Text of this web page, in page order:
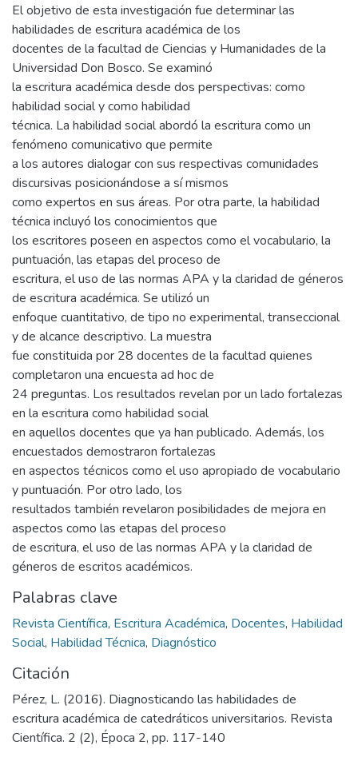
El objetivo de esta investigación fue determinar las
habilidades de escritura académica de los
docentes de la facultad de Ciencias y Humanidades de la
Universidad Don Bosco. Se examinó
la escritura académica desde dos perspectivas: como
habilidad social y como habilidad
técnica. La habilidad social abordó la escritura como un
fenómeno comunicativo que permite
a los autores dialogar con sus respectivas comunidades
discursivas posicionándose a sí mismos
como expertos en sus áreas. Por otra parte, la habilidad
técnica incluyó los conocimientos que
los escritores poseen en aspectos como el vocabulario, la
puntuación, las etapas del proceso de
escritura, el uso de las normas APA y la claridad de géneros
de escritura académica. Se utilizó un
enfoque cuantitativo, de tipo no experimental, transeccional
y de alcance descriptivo. La muestra
fue constituida por 28 docentes de la facultad quienes
completaron una encuesta ad hoc de
24 preguntas. Los resultados revelan por un lado fortalezas
en la escritura como habilidad social
en aquellos docentes que ya han publicado. Además, los
encuestados demostraron fortalezas
en aspectos técnicos como el uso apropiado de vocabulario
y puntuación. Por otro lado, los
resultados también revelaron posibilidades de mejora en
aspectos como las etapas del proceso
de escritura, el uso de las normas APA y la claridad de
géneros de escritos académicos.
Palabras clave
Revista Científica, Escritura Académica, Docentes, Habilidad
Social, Habilidad Técnica, Diagnóstico
Citación
Pérez, L. (2016). Diagnosticando las habilidades de
escritura académica de catedráticos universitarios. Revista
Científica. 2 (2), Época 2, pp. 117-140